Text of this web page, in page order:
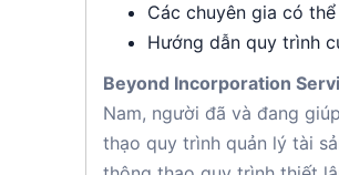
Các chuyên gia có
Hướng dẫn quy trình
Beyond Incorporation
Nam, người đã và đang
thạo quy trình quản lý tài